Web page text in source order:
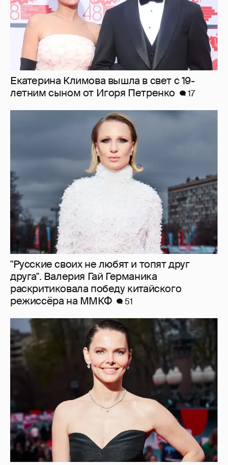
Екатерина Климова вышла в свет с 19-
летним сыном от Игоря Петренко
17
"Русские своих не любят и топят друг
друга". Валерия Гай Германика
раскритиковала победу китайского
режиссёра на ММКФ
51